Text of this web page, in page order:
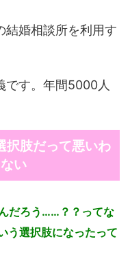
結婚相談所を利用す
です。年間5000人
択肢だって悪いわ
い
だろう……？？ってな
う選択肢になったって